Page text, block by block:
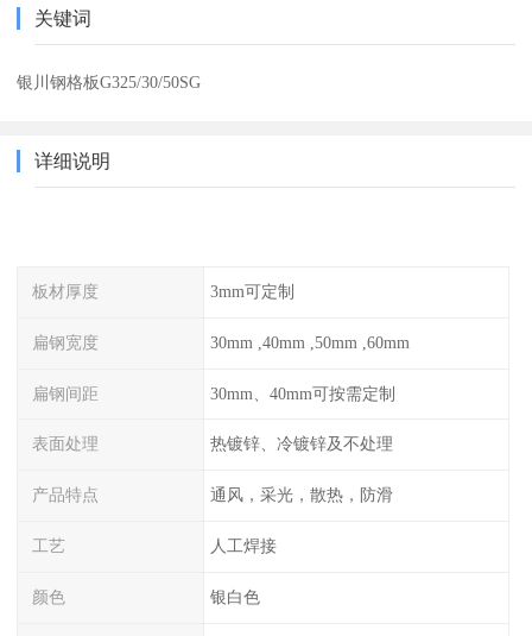
关键词
银川钢格板G325/30/50SG
详细说明
板材厚度 3mm可定制
扁钢宽度 30mm ,40mm ,50mm ,60mm
扁钢间距 30mm、40mm可按需定制
表面处理 热镀锌、冷镀锌及不处理
产品特点 通风，采光，散热，防滑
工艺 人工焊接
颜色 银白色